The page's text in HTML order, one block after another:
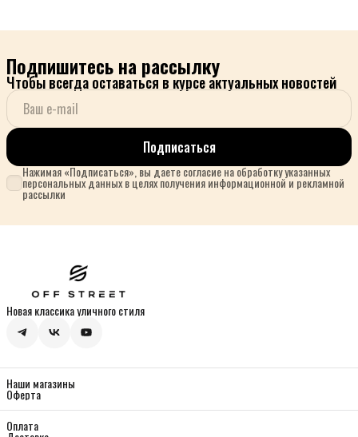
Подпишитесь на рассылку
Чтобы всегда оставаться в курсе актуальных новостей
Подписаться
Нажимая «Подписаться», вы даете согласие на обработку указанных
персональных данных в целях получения информационной и рекламной
рассылки
Новая классика уличного стиля
Наши магазины
Оферта
Оплата